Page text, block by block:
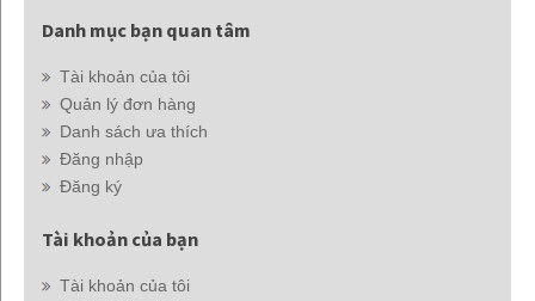
Danh mục bạn quan tâm
Tài khoản của tôi
Quản lý đơn hàng
Danh sách ưa thích
Đăng nhập
Đăng ký
Tài khoản của bạn
Tài khoản của tôi